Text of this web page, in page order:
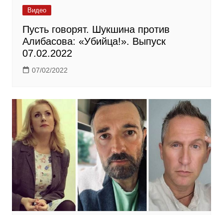
Видео
Пусть говорят. Шукшина против
Алибасова: «Убийца!». Выпуск
07.02.2022
07/02/2022